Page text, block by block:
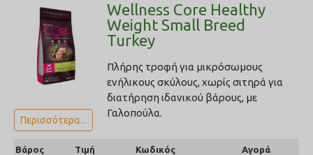
Wellness Core Healthy
Weight Small Breed
Turkey
Πλήρης τροφή για μικρόσωμους
ενήλικους σκύλους, χωρίς σιτηρά για
διατήρηση ιδανικού βάρους, με
Γαλοπούλα.
Περισσότερα...
Βάρος Τιμή Κωδικός Αγορά